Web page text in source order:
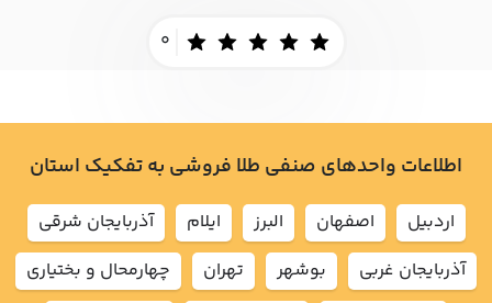
0
اطلاعات واحدهای صنفی طلا فروشی به تفکیک استان
اردبيل اصفهان البرز ايلام
آذربايجان شرقي
آذربايجان غربي
بوشهر تهران
چهارمحال و بختياري